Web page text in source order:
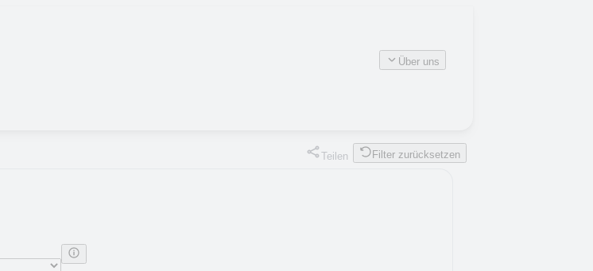
Über uns
Teilen Filter zurücksetzen